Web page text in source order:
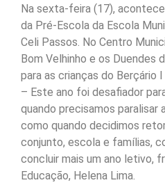
Na sexta-feira (17),
da Pré-Escola da Escola
Celi Passos. No Centro
Bom Velhinho e os Duendes
para as crianças do Berçário I
– Este ano foi desafiador
quando precisamos paralisar
como quando decidimos
conjunto, escola e famílias,
concluir mais um ano letivo,
Educação, Helena Lima.